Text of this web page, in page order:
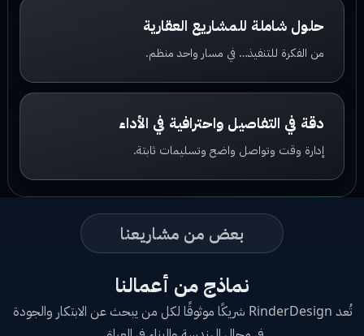
حلول شاملة للمشاريع العقارية
من الفكرة للتنفيذ… في مسار واحد منظم.
دقة في التفاصيل واحترافية في الأداء
إدارة وقت وتواصل واضح وتسليمات ثابتة.
بعض من مشاريعنا
نماذج من أعمالنا
تُعد RinderDesign شريكًا موثوقًا لكل من يبحث عن الابتكار والجودة